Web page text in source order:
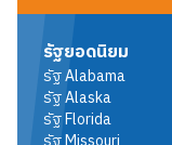
รัฐยอดนิยม
รัฐAlabama
รัฐAlaska
รัฐFlorida